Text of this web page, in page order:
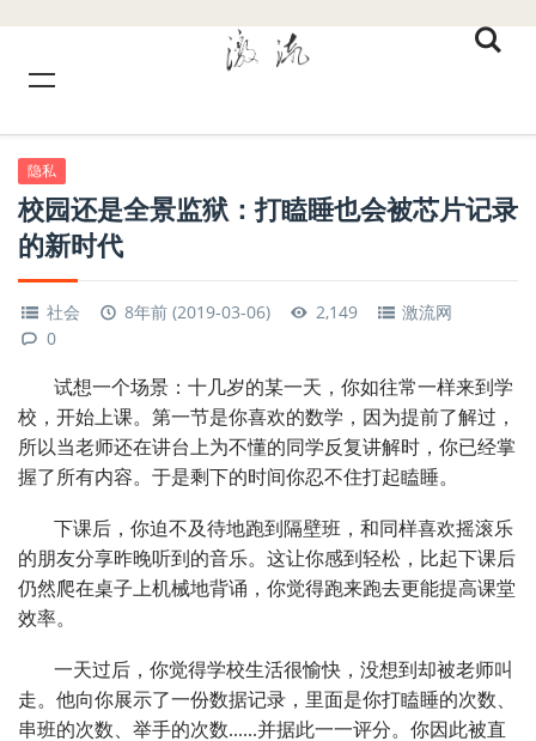
隐私
校园还是全景监狱：打瞌睡也会被芯片记录
的新时代
社会 8年前 (2019-03-06) 2,149
激流网
0
试想一个场景：十几岁的某一天，你如往常一样来到学
校，开始上课。第一节是你喜欢的数学，因为提前了解过，
所以当老师还在讲台上为不懂的同学反复讲解时，你已经掌
握了所有内容。于是剩下的时间你忍不住打起瞌睡。
下课后，你迫不及待地跑到隔壁班，和同样喜欢摇滚乐
的朋友分享昨晚听到的音乐。这让你感到轻松，比起下课后
仍然爬在桌子上机械地背诵，你觉得跑来跑去更能提高课堂
效率。
一天过后，你觉得学校生活很愉快，没想到却被老师叫
走。他向你展示了一份数据记录，里面是你打瞌睡的次数、
串班的次数、举手的次数......并据此一一评分。你因此被直